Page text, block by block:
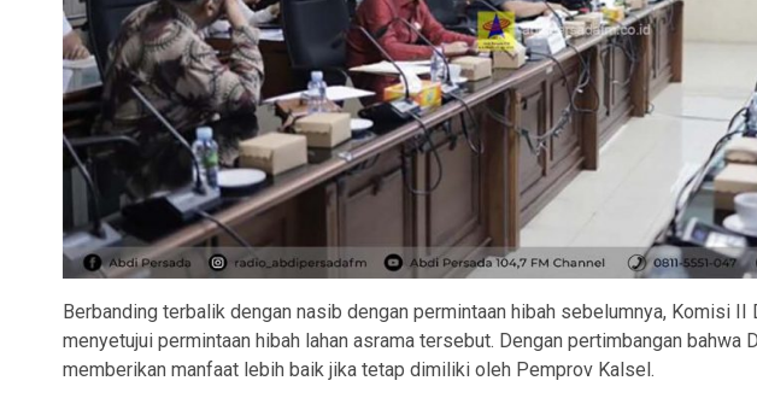
Berbanding terbalik dengan nasib dengan permintaan hibah sebelumnya, Komisi
menyetujui permintaan hibah lahan asrama tersebut. Dengan pertimbangan bahwa
memberikan manfaat lebih baik jika tetap dimiliki oleh Pemprov Kalsel.